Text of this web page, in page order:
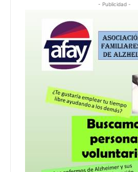
- Publicidad -